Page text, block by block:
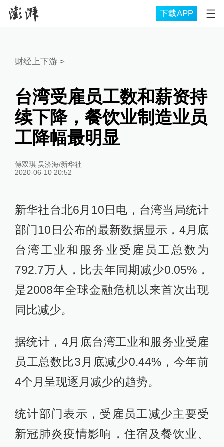
下载APP
财经上下游 >
台湾受雇员工数和薪资持
续下降，餐饮业制造业员
工降幅最明显
傅双琪 吴济海/新华社
2020-06-10 20:52
新华社台北6月10日电，台湾当局统计
部门10日公布的最新数据显示，4月底
台湾工业和服务业受雇员工总数为
792.7万人，比去年同期减少0.05%，
是2008年全球金融危机以来首次出现
同比减少。
据统计，4月底台湾工业和服务业受雇
员工总数比3月底减少0.44%，今年前
4个月呈现逐月减少的趋势。
统计部门表示，受雇员工减少主要受
新冠肺炎疫情影响，住宿及餐饮业、